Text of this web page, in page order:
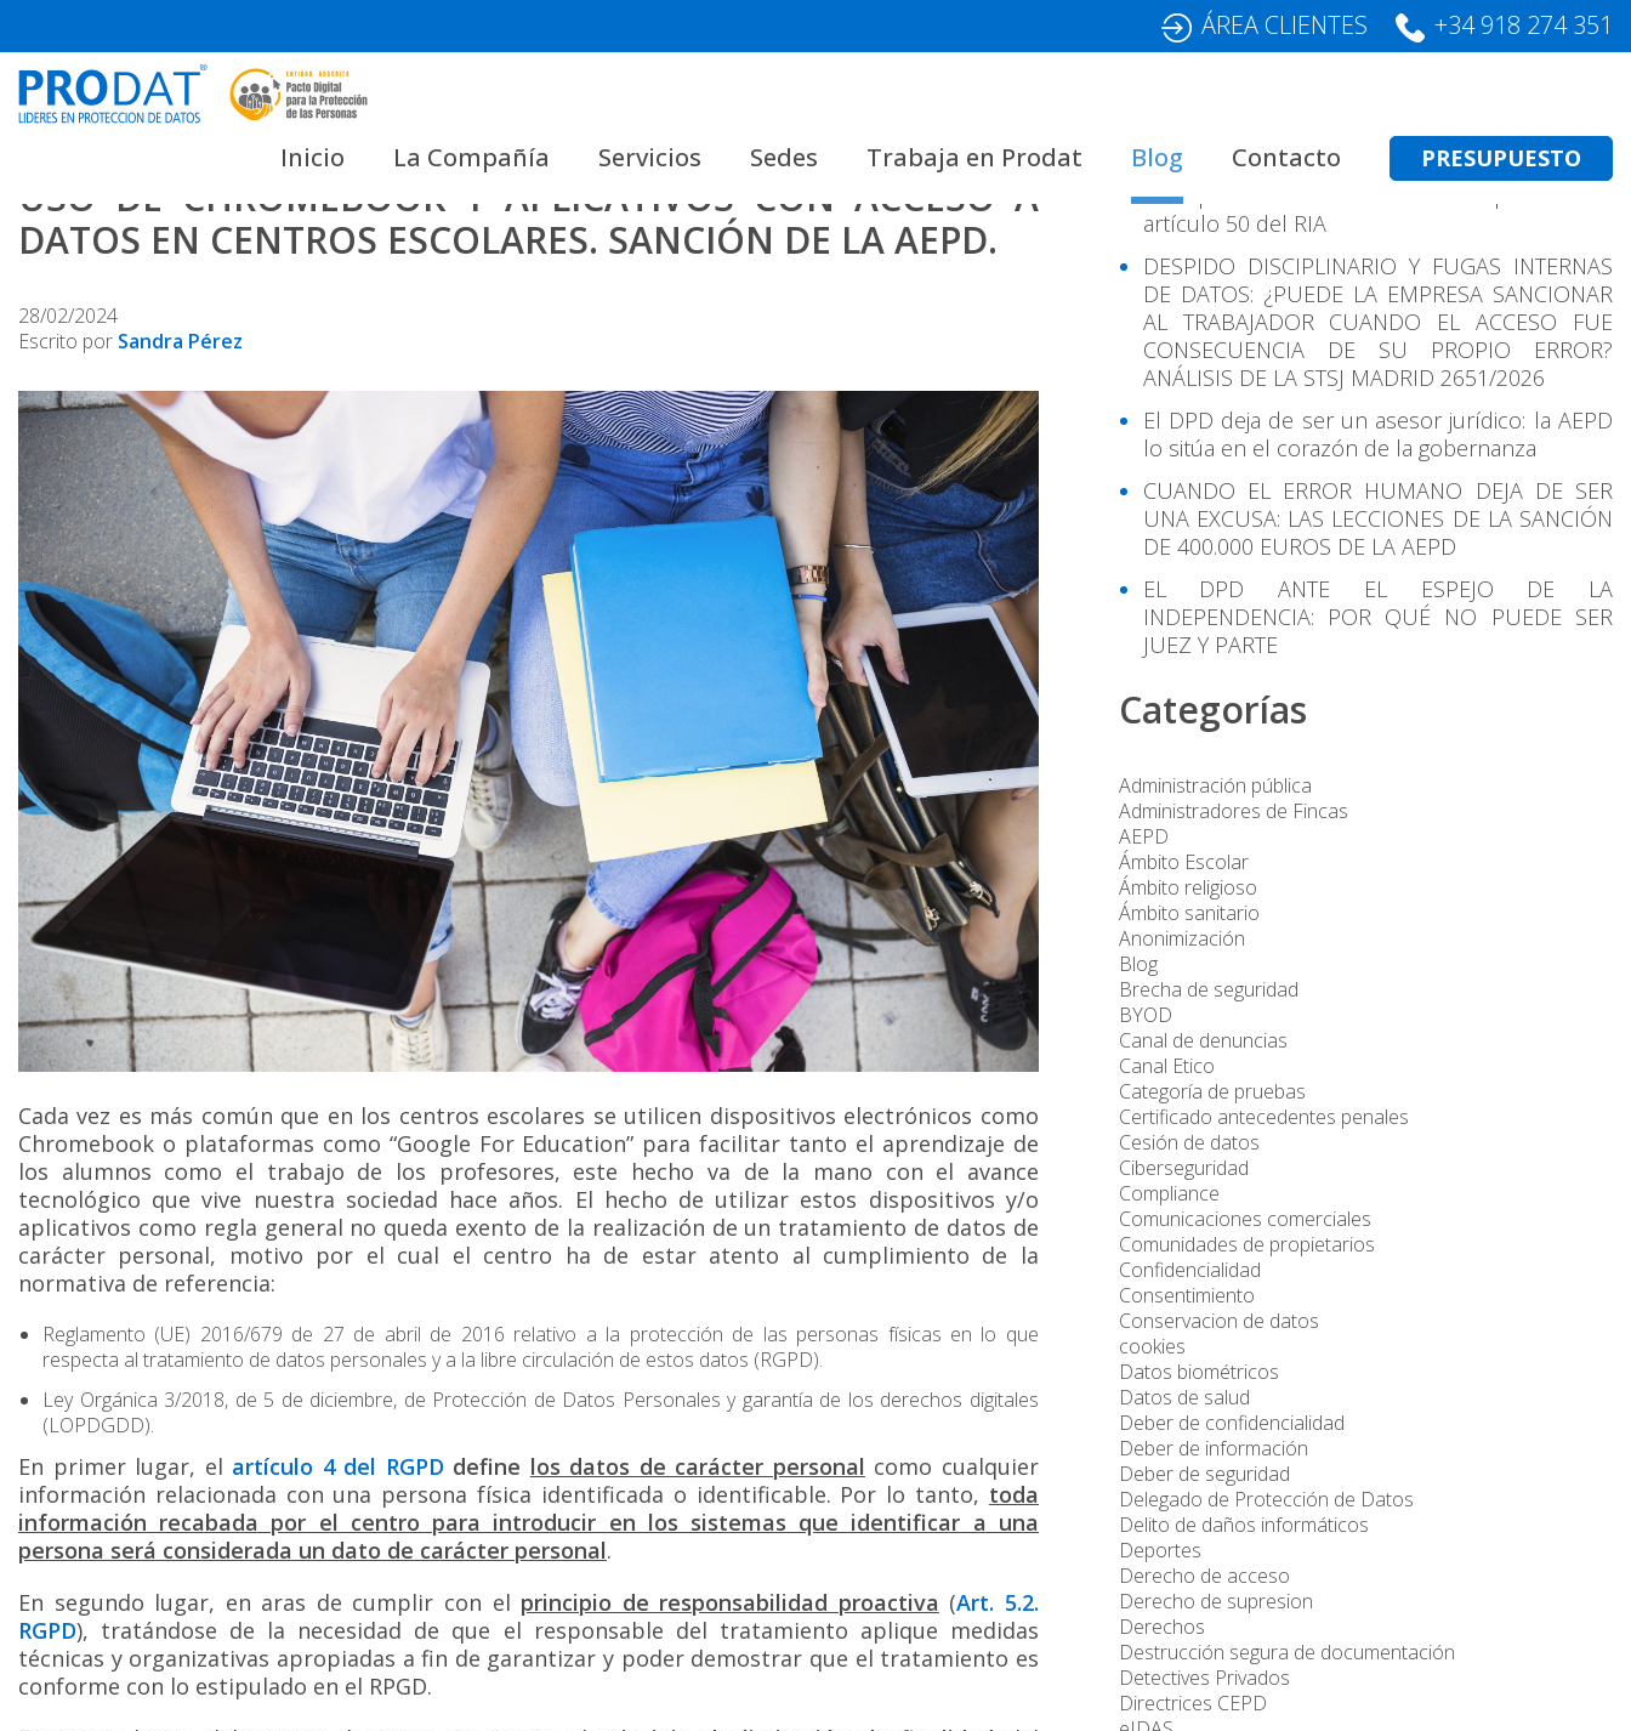
content
ÁREA CLIENTES +34 918 274 351
PRESUPUESTO
Inicio La Compañía Servicios Sedes Trabaja en Prodat Blog Contacto
USO DE CHROMEBOOK Y APLICATIVOS CON ACCESO A
DATOS EN CENTROS ESCOLARES. SANCIÓN DE LA AEPD.
28/02/2024
Escrito por Sandra Pérez
Cada vez es más común que en los centros escolares se utilicen dispositivos electrónicos como
Chromebook o plataformas como “Google For Education” para facilitar tanto el aprendizaje de
los alumnos como el trabajo de los profesores, este hecho va de la mano con el avance
tecnológico que vive nuestra sociedad hace años. El hecho de utilizar estos dispositivos y/o
aplicativos como regla general no queda exento de la realización de un tratamiento de datos de
carácter personal, motivo por el cual el centro ha de estar atento al cumplimiento de la
normativa de referencia:
Reglamento (UE) 2016/679 de 27 de abril de 2016 relativo a la protección de las personas físicas en lo que
respecta al tratamiento de datos personales y a la libre circulación de estos datos (RGPD).
Ley Orgánica 3/2018, de 5 de diciembre, de Protección de Datos Personales y garantía de los derechos digitales
(LOPDGDD).
En primer lugar, el artículo 4 del RGPDdefine los datos de carácter personal como cualquier
información relacionada con una persona física identificada o identificable. Por lo tanto, toda
información recabada por el centro para introducir en los sistemas que identificar a una
persona será considerada un dato de carácter personal.
En segundo lugar, en aras de cumplir con el principio de responsabilidad proactiva (Art. 5.2.
RGPD), tratándose de la necesidad de que el responsable del tratamiento aplique medidas
técnicas y organizativas apropiadas a fin de garantizar y poder demostrar que el tratamiento es
conforme con lo estipulado en el RPGD.
Transparencia en IA: cómo cumplir con el
artículo 50 del RIA
DESPIDO DISCIPLINARIO Y FUGAS INTERNAS
DE DATOS: ¿PUEDE LA EMPRESA SANCIONAR
AL TRABAJADOR CUANDO EL ACCESO FUE
CONSECUENCIA DE SU PROPIO ERROR?
ANÁLISIS DE LA STSJ MADRID 2651/2026
El DPD deja de ser un asesor jurídico: la AEPD
lo sitúa en el corazón de la gobernanza
CUANDO EL ERROR HUMANO DEJA DE SER
UNA EXCUSA: LAS LECCIONES DE LA SANCIÓN
DE 400.000 EUROS DE LA AEPD
EL DPD ANTE EL ESPEJO DE LA
INDEPENDENCIA: POR QUÉ NO PUEDE SER
JUEZ Y PARTE
Categorías
Administración pública
Administradores de Fincas
AEPD
Ámbito Escolar
Ámbito religioso
Ámbito sanitario
Anonimización
Blog
Brecha de seguridad
BYOD
Canal de denuncias
Canal Etico
Categoría de pruebas
Certificado antecedentes penales
Cesión de datos
Ciberseguridad
Compliance
Comunicaciones comerciales
Comunidades de propietarios
Confidencialidad
Consentimiento
Conservacion de datos
cookies
Datos biométricos
Datos de salud
Deber de confidencialidad
Deber de información
Deber de seguridad
Delegado de Protección de Datos
Delito de daños informáticos
Deportes
Derecho de acceso
Derecho de supresion
Derechos
Destrucción segura de documentación
Detectives Privados
Directrices CEPD